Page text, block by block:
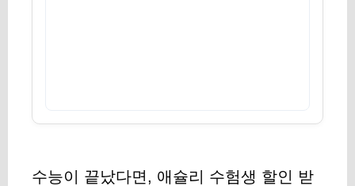
수능이 끝났다면, 애슐리 수험생 할인 받